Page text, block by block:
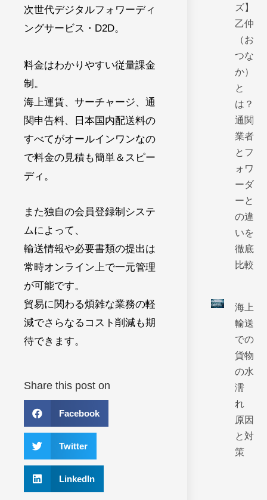
次世代デジタルフォワーディ
ングサービス・D2D。
料金はわかりやすい従量課金
制。
海上運賃、サーチャージ、通
関申告料、日本国内配送料の
すべてがオールインワンなの
で料金の見積も簡単＆スピー
ディ。
また独自の会員登録制システ
ムによって、
輸送情報や必要書類の提出は
常時オンライン上で一元管理
が可能です。
貿易に関わる煩雑な業務の軽
減でさらなるコスト削減も期
待できます。
Share this post on
Facebook
Twitter
LinkedIn
ズ】
乙仲
（お
つな
か）
と
は？
通関
業者
とフ
ォワ
ーダ
ーと
の違
いを
徹底
比較
海上
輸送
での
貨物
の水
濡
れ
原因
と対
策